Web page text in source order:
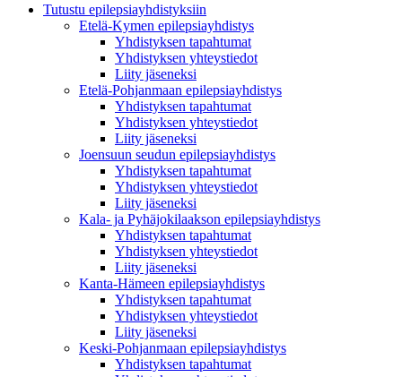
Tutustu epilepsiayhdistyksiin
Etelä-Kymen epilepsiayhdistys
Yhdistyksen tapahtumat
Yhdistyksen yhteystiedot
Liity jäseneksi
Etelä-Pohjanmaan epilepsiayhdistys
Yhdistyksen tapahtumat
Yhdistyksen yhteystiedot
Liity jäseneksi
Joensuun seudun epilepsiayhdistys
Yhdistyksen tapahtumat
Yhdistyksen yhteystiedot
Liity jäseneksi
Kala- ja Pyhäjokilaakson epilepsiayhdistys
Yhdistyksen tapahtumat
Yhdistyksen yhteystiedot
Liity jäseneksi
Kanta-Hämeen epilepsiayhdistys
Yhdistyksen tapahtumat
Yhdistyksen yhteystiedot
Liity jäseneksi
Keski-Pohjanmaan epilepsiayhdistys
Yhdistyksen tapahtumat